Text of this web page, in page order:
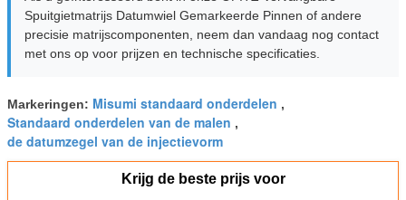
Spuitgietmatrijs Datumwiel Gemarkeerde Pinnen of andere
precisie matrijscomponenten, neem dan vandaag nog contact
met ons op voor prijzen en technische specificaties.
Markeringen: Misumi standaard onderdelen ,
Standaard onderdelen van de malen ,
de datumzegel van de injectievorm
Krijg de beste prijs voor